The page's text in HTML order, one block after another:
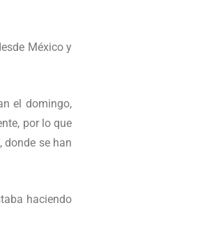
México y
el domingo,
por lo que
donde se han
haciendo